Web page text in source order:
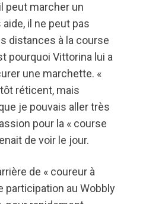
peut marcher un
il ne peut pas
distances à la course
pourquoi Vittorina lui a
une marchette. «
réticent, mais
je pouvais aller très
pour la « course
de voir le jour.
de « coureur à
participation au Wobbly